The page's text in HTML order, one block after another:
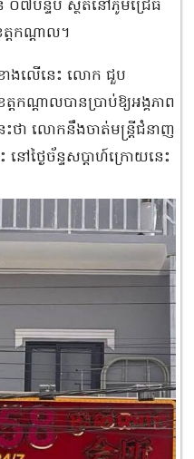
៧បន្ទប់ ស្ថិតនៅភូមិជ្រៃធំ
តកណ្ដាល។
ាងលើនេះ លោក ជួប
កណ្ដាលបានប្រាប់ឱ្យអង្គភាព​
ថា លោកនឹងចាត់មន្ត្រីជំនាញ
ៅថ្ងៃច័ន្ទសប្ដាហ៍ក្រោយនេះ